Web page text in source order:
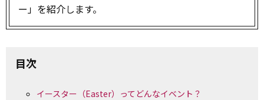
ー」を紹介します。
目次
イースター（Easter）ってどんなイベント？